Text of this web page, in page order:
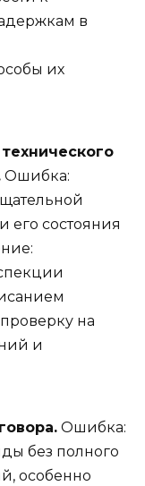
в
их
Ошибка:
его состояния
на
и
Ошибка:
без полного
особенно